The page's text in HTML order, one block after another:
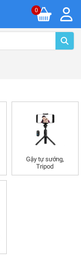
0
Gậy tự sướng,
Tripod